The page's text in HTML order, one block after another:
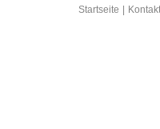
Startseite
Kontakt